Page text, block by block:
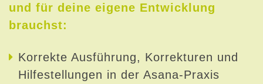
und für deine eigene Entwicklung
brauchst:
Korrekte Ausführung, Korrekturen und
Hilfestellungen in der Asana-Praxis